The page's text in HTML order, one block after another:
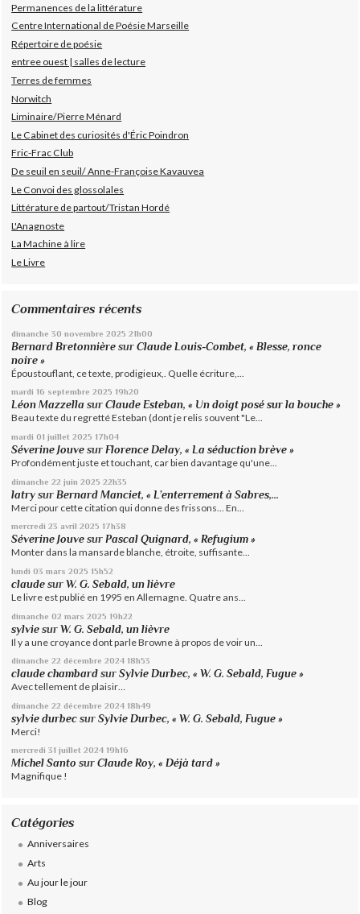
Permanences de la littérature
Centre International de Poésie Marseille
Répertoire de poésie
entree ouest | salles de lecture
Terres de femmes
Norwitch
Liminaire/Pierre Ménard
Le Cabinet des curiosités d'Éric Poindron
Fric-Frac Club
De seuil en seuil/ Anne-Françoise Kavauvea
Le Convoi des glossolales
Littérature de partout/Tristan Hordé
L'Anagnoste
La Machine à lire
Le Livre
Commentaires récents
dimanche 30 novembre 2025 21h00
Bernard Bretonnière surClaude Louis-Combet, « Blesse, ronce
noire »
Époustouflant, ce texte, prodigieux,. Quelle écriture,...
mardi 16 septembre 2025 19h20
Léon Mazzella surClaude Esteban, « Un doigt posé sur la bouche »
Beau texte du regretté Esteban (dont je relis souvent "Le...
mardi 01 juillet 2025 17h04
Séverine Jouve surFlorence Delay, « La séduction brève »
Profondément juste et touchant, car bien davantage qu'une...
dimanche 22 juin 2025 22h35
latry surBernard Manciet, « L’enterrement à Sabres,...
Merci pour cette citation qui donne des frissons... En...
mercredi 23 avril 2025 17h38
Séverine Jouve surPascal Quignard, « Refugium »
Monter dans la mansarde blanche, étroite, suffisante...
lundi 03 mars 2025 15h52
claude surW. G. Sebald, un lièvre
Le livre est publié en 1995 en Allemagne. Quatre ans...
dimanche 02 mars 2025 19h22
sylvie surW. G. Sebald, un lièvre
Il y a une croyance dont parle Browne à propos de voir un...
dimanche 22 décembre 2024 18h53
claude chambard surSylvie Durbec, « W. G. Sebald, Fugue »
Avec tellement de plaisir…
dimanche 22 décembre 2024 18h49
sylvie durbec surSylvie Durbec, « W. G. Sebald, Fugue »
Merci!
mercredi 31 juillet 2024 19h16
Michel Santo surClaude Roy, « Déjà tard »
Magnifique !
Catégories
Anniversaires
Arts
Au jour le jour
Blog